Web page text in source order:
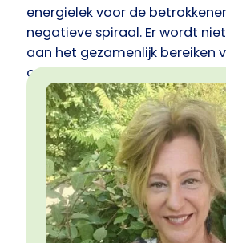
energielek voor de
negatieve spiraal. Er wordt
aan het gezamenlijk bereiken
organisatiedoelen. PCM helpt
terug te brengen in een team
voorkomen van een
tools te bieden in de
ook de persoonlijke,
Benieuwd wat dit voor jou en
kan betekenen? Je kunt altijd
contact opnemen of
(gratis) PCM kennismaking via